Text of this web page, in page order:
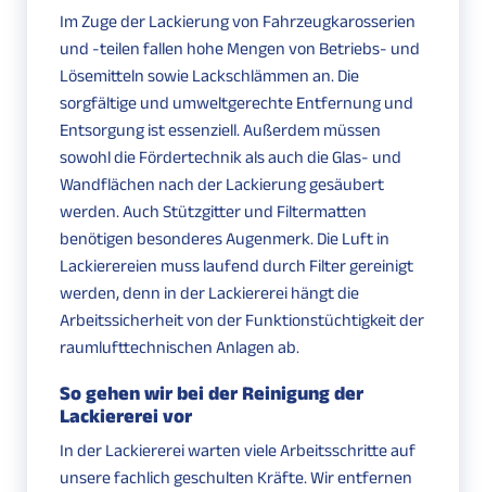
Im Zuge der Lackierung von Fahrzeugkarosserien
und -teilen fallen hohe Mengen von Betriebs- und
Lösemitteln sowie Lackschlämmen an. Die
sorgfältige und umweltgerechte Entfernung und
Entsorgung ist essenziell. Außerdem müssen
sowohl die Fördertechnik als auch die Glas- und
Wandflächen nach der Lackierung gesäubert
werden. Auch Stützgitter und Filtermatten
benötigen besonderes Augenmerk. Die Luft in
Lackierereien muss laufend durch Filter gereinigt
werden, denn in der Lackiererei hängt die
Arbeitssicherheit von der Funktionstüchtigkeit der
raumlufttechnischen Anlagen ab.
So gehen wir bei der Reinigung der
Lackiererei vor
In der Lackiererei warten viele Arbeitsschritte auf
unsere fachlich geschulten Kräfte. Wir entfernen